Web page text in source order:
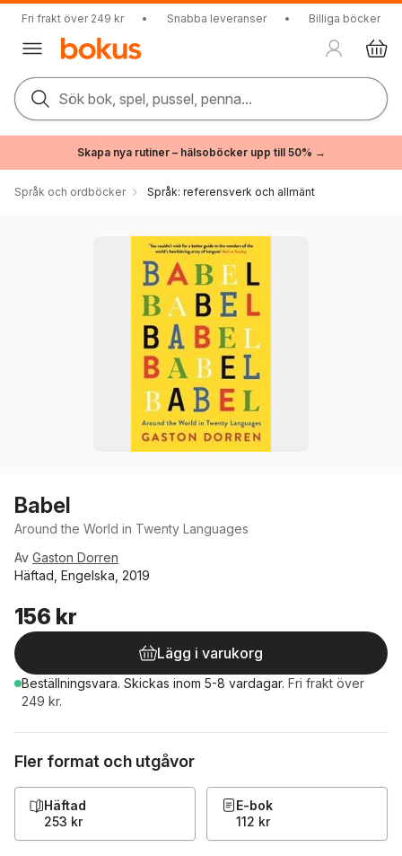
Fri frakt över 249 kr • Snabba leveranser • Billiga böcker
Sök bok, spel, pussel, penna...
Skapa nya rutiner – hälsoböcker upp till 50% →
Språk och ordböcker Språk: referensverk och allmänt
Babel
Around the World in Twenty Languages
Av Gaston Dorren
Häftad, Engelska, 2019
156 kr
Lägg i varukorg
Beställningsvara. Skickas inom 5-8 vardagar. Fri frakt över
249 kr.
Fler format och utgåvor
Häftad
253 kr
E-bok
112 kr